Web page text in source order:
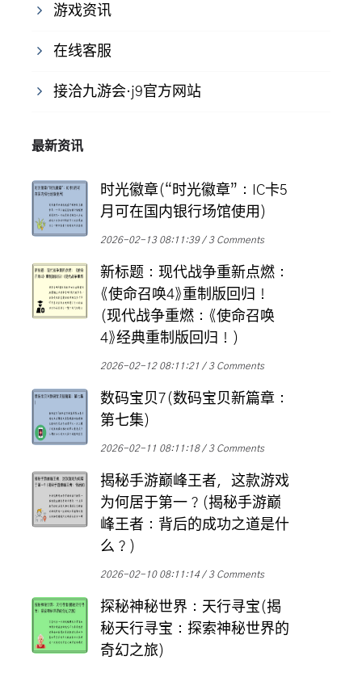
游戏资讯
在线客服
接洽九游会·j9官方网站
最新资讯
时光徽章(“时光徽章”：IC卡5
月可在国内银行场馆使用)
2026-02-13 08:11:39 3 Comments
新标题：现代战争重新点燃：
《使命召唤4》重制版回归！
(现代战争重燃：《使命召唤
4》经典重制版回归！)
2026-02-12 08:11:21 3 Comments
数码宝贝7(数码宝贝新篇章：
第七集)
2026-02-11 08:11:18 3 Comments
揭秘手游巅峰王者，这款游戏
为何居于第一？(揭秘手游巅
峰王者：背后的成功之道是什
么？)
2026-02-10 08:11:14 3 Comments
探秘神秘世界：天行寻宝(揭
秘天行寻宝：探索神秘世界的
奇幻之旅)